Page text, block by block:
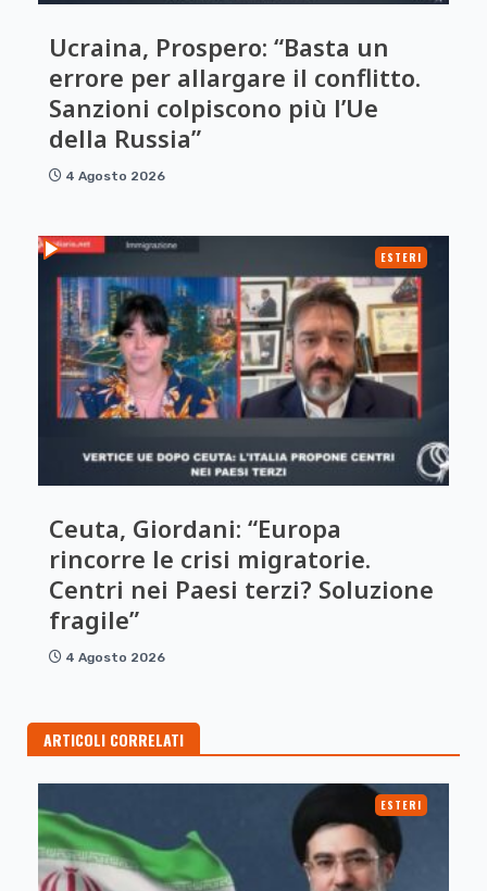
Ucraina, Prospero: “Basta un
errore per allargare il conflitto.
Sanzioni colpiscono più l’Ue
della Russia”
4 Agosto 2026
ESTERI
Ceuta, Giordani: “Europa
rincorre le crisi migratorie.
Centri nei Paesi terzi? Soluzione
fragile”
4 Agosto 2026
ARTICOLI CORRELATI
ESTERI